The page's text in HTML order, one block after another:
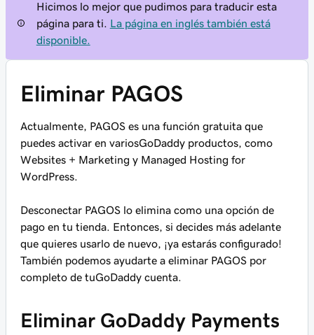
Hicimos lo mejor que pudimos para traducir esta
página para ti.
La página en inglés también está
disponible.
Eliminar PAGOS
Actualmente, PAGOS es una función gratuita que
puedes activar en variosGoDaddy productos, como
Websites + Marketing y Managed Hosting for
WordPress.
Desconectar PAGOS lo elimina como una opción de
pago en tu tienda. Entonces, si decides más adelante
que quieres usarlo de nuevo, ¡ya estarás configurado!
También podemos ayudarte a eliminar PAGOS por
completo de tuGoDaddy cuenta.
Eliminar GoDaddy Payments